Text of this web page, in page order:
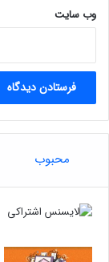
وب‌ سایت
محبوب